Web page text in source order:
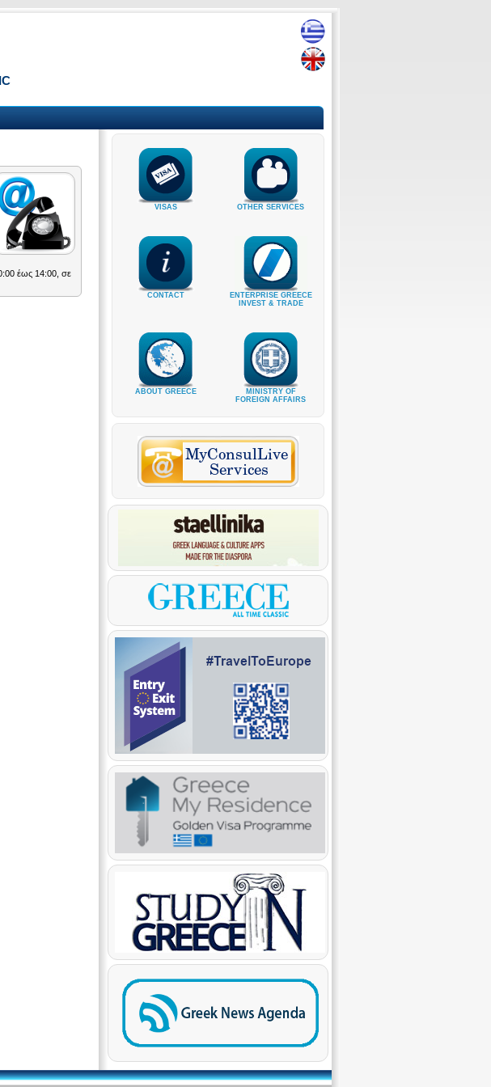
έως 14:00, σε
VISAS OTHER SERVICES
CONTACT
ENTERPRISE GREECE
INVEST & TRADE
ABOUT GREECE
MINISTRY OF
FOREIGN AFFAIRS